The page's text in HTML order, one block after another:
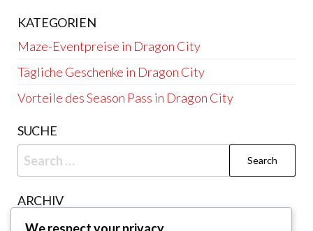
KATEGORIEN
Maze-Eventpreise in Dragon City
Tägliche Geschenke in Dragon City
Vorteile des Season Pass in Dragon City
SUCHE
Search
for:
ARCHIV
March 2026